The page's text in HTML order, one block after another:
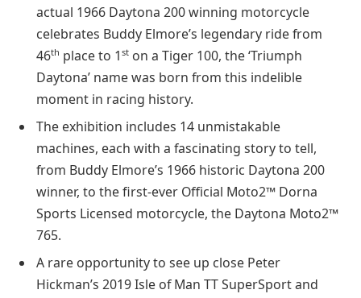
actual 1966 Daytona 200 winning motorcycle
celebrates Buddy Elmore’s legendary ride from
46th place to 1 st on a Tiger 100, the ‘Triumph
Daytona’ name was born from this indelible
moment in racing history.
The exhibition includes 14 unmistakable
machines, each with a fascinating story to tell,
from Buddy Elmore’s 1966 historic Daytona 200
winner, to the first-ever Official Moto2™ Dorna
Sports Licensed motorcycle, the Daytona Moto2™
765.
A rare opportunity to see up close Peter
Hickman’s 2019 Isle of Man TT SuperSport and